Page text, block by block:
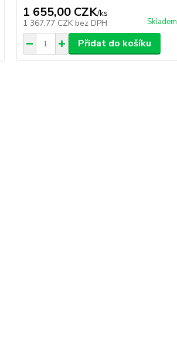
1 655,00 CZK/ks
1 367,77 CZK bez DPH Skladem
Přidat do košíku